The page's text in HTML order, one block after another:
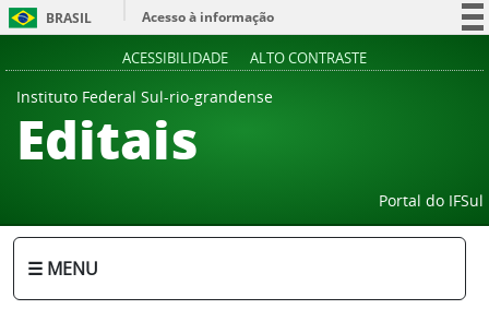
BRASIL
Acesso à informação
ACESSIBILIDADE ALTO CONTRASTE
Instituto Federal Sul-rio-grandense
Editais
Portal do IFSul
☰ MENU